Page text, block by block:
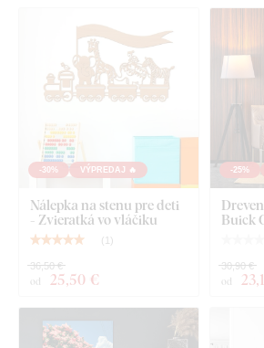
-30% VÝPREDAJ 🔥
Nálepka na stenu pre deti
- Zvieratká vo vláčiku
( 1 )
od 25,50 €
36,50 €
-25%
Buick
od 23
30,90 €